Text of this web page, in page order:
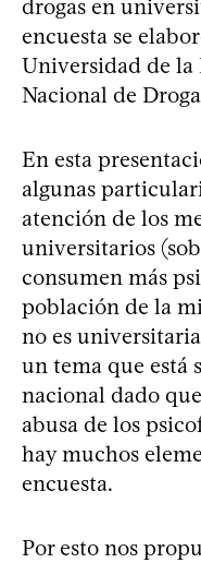
drogas en
encuesta se
Universidad de la
Nacional de
En esta
algunas
atención de los
universitarios
consumen más
población de la
no es
un tema que está
nacional dado
abusa de los
hay muchos
encuesta.
Por esto nos